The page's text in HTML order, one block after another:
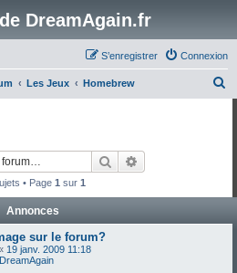
DreamAgain.fr
Connexion
S’enregistrer
Les Jeux Homebrew
Rechercher
• Page 1 sur 1
Annonces
sur le forum?
19 janv. 2009 11:18